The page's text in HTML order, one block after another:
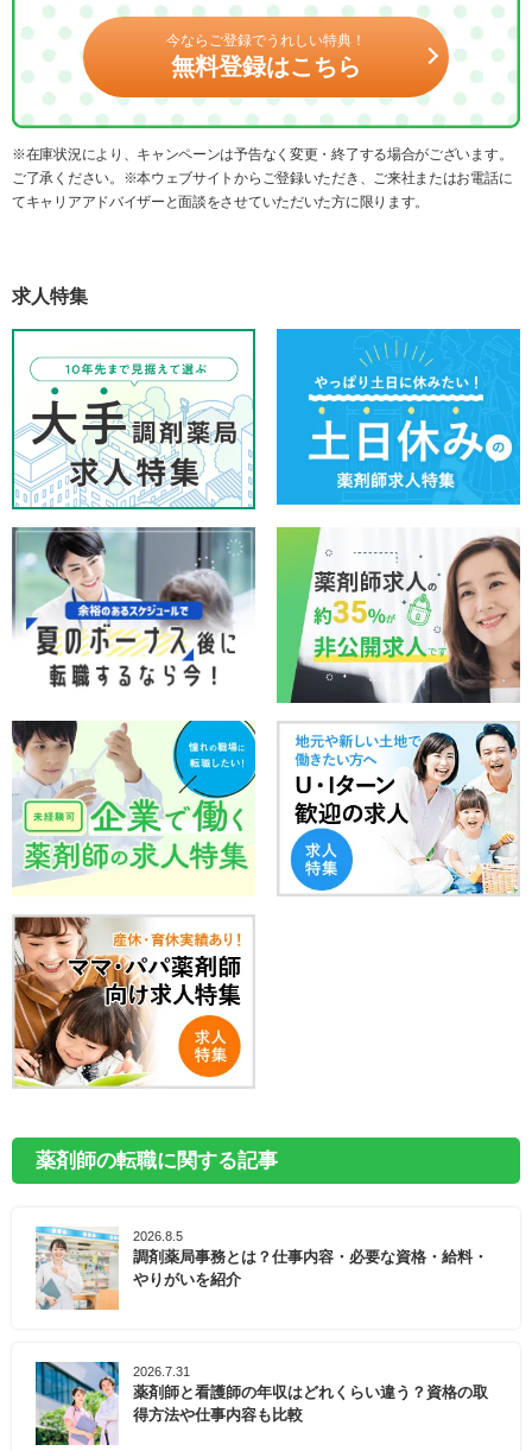
今ならご登録でうれしい特典！
無料登録はこちら
※在庫状況により、キャンペーンは予告なく変更・終了する場合がございます。
ご了承ください。※本ウェブサイトからご登録いただき、ご来社またはお電話に
てキャリアアドバイザーと面談をさせていただいた方に限ります。
求人特集
薬剤師の転職に関する記事
2026.8.5
調剤薬局事務とは？仕事内容・必要な資格・給料・
やりがいを紹介
2026.7.31
薬剤師と看護師の年収はどれくらい違う？資格の取
得方法や仕事内容も比較